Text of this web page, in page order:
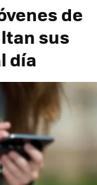
de
sus
día